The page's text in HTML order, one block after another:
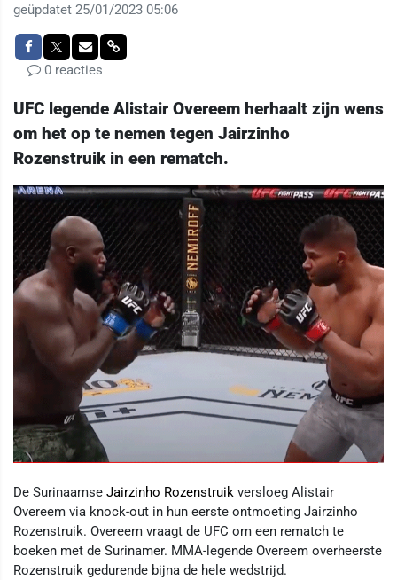
geüpdatet 25/01/2023 05:06
0 reacties
UFC legende Alistair Overeem herhaalt zijn wens
om het op te nemen tegen Jairzinho
Rozenstruik in een rematch.
De Surinaamse Jairzinho Rozenstruik versloeg Alistair
Overeem via knock-out in hun eerste ontmoeting Jairzinho
Rozenstruik. Overeem vraagt ​​de UFC om een ​​rematch te
boeken met de Surinamer. MMA-legende Overeem overheerste
Rozenstruik gedurende bijna de hele wedstrijd.